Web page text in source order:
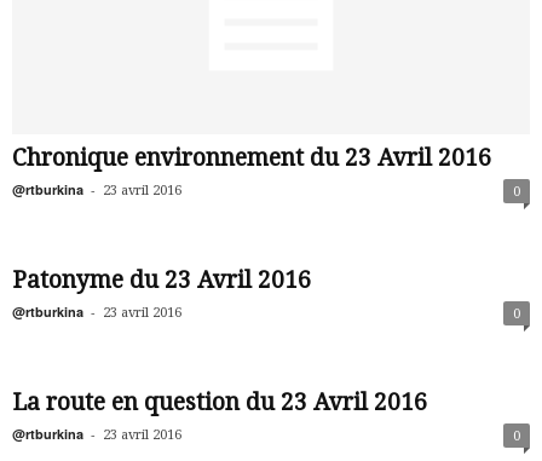
Chronique environnement du 23 Avril 2016
@rtburkina - 23 avril 2016 0
Patonyme du 23 Avril 2016
@rtburkina - 23 avril 2016 0
La route en question du 23 Avril 2016
@rtburkina - 23 avril 2016 0